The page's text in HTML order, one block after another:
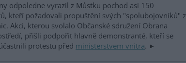
odpoledne vyrazil z Můstku pochod asi 150
kteří požadovali propuštění svých "spolubojovníků" z
Akci, kterou svolalo Občanské sdružení Obrana
přišli podpořit hlavně demonstranté, kteří se
protestu před ministerstvem vnitra.